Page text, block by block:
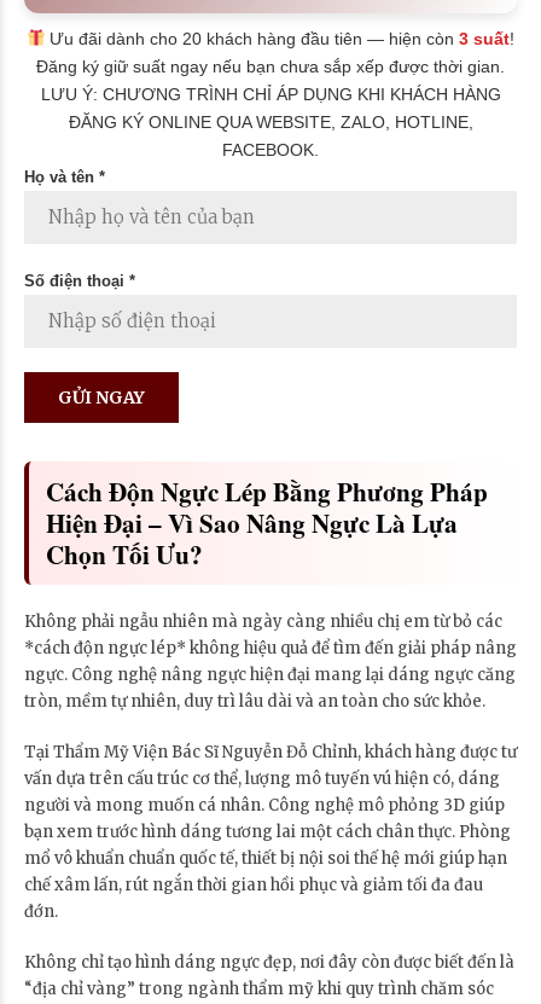
Ưu đãi dành cho 20 khách hàng đầu tiên — hiện còn3 suất!
Đăng ký giữ suất ngay nếu bạn chưa sắp xếp được thời gian.
LƯU Ý: CHƯƠNG TRÌNH CHỈ ÁP DỤNG KHI KHÁCH HÀNG
ĐĂNG KÝ ONLINE QUA WEBSITE, ZALO, HOTLINE,
FACEBOOK.
Họ và tên *
Số điện thoại *
Cách Độn Ngực Lép Bằng Phương Pháp
Hiện Đại – Vì Sao Nâng Ngực Là Lựa
Chọn Tối Ưu?
Không phải ngẫu nhiên mà ngày càng nhiều chị em từ bỏ các
*cách độn ngực lép* không hiệu quả để tìm đến giải pháp nâng
ngực. Công nghệ nâng ngực hiện đại mang lại dáng ngực căng
tròn, mềm tự nhiên, duy trì lâu dài và an toàn cho sức khỏe.
Tại Thẩm Mỹ Viện Bác Sĩ Nguyễn Đỗ Chỉnh, khách hàng được tư
vấn dựa trên cấu trúc cơ thể, lượng mô tuyến vú hiện có, dáng
người và mong muốn cá nhân. Công nghệ mô phỏng 3D giúp
bạn xem trước hình dáng tương lai một cách chân thực. Phòng
mổ vô khuẩn chuẩn quốc tế, thiết bị nội soi thế hệ mới giúp hạn
chế xâm lấn, rút ngắn thời gian hồi phục và giảm tối đa đau
đớn.
Không chỉ tạo hình dáng ngực đẹp, nơi đây còn được biết đến là
“địa chỉ vàng” trong ngành thẩm mỹ khi quy trình chăm sóc